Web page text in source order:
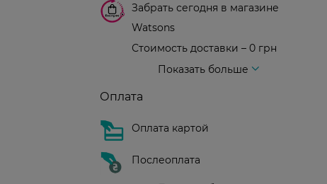
Забрать сегодня в магазине
Watsons
Стоимость доставки – 0 грн
Показать больше
Оплата
Оплата картой
Послеоплата